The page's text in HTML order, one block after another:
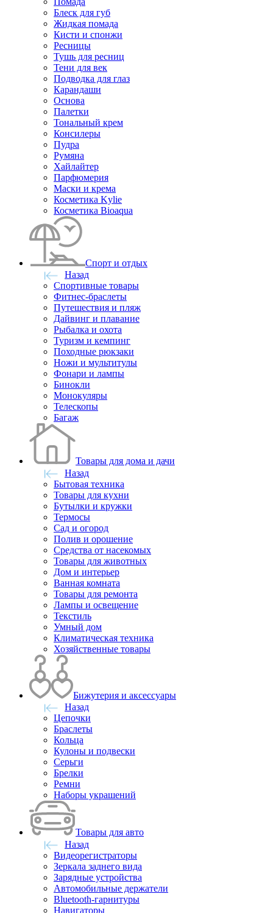
Блеск для губ
Жидкая помада
Кисти и спонжи
Ресницы
Тушь для ресниц
Тени для век
Подводка для глаз
Карандаши
Основа
Палетки
Тональный крем
Консилеры
Пудра
Румяна
Хайлайтер
Парфюмерия
Маски и крема
Косметика Kylie
Косметика Bioaqua
Спорт и отдых
Назад
Спортивные товары
Фитнес-браслеты
Путешествия и пляж
Дайвинг и плавание
Рыбалка и охота
Туризм и кемпинг
Походные рюкзаки
Ножи и мультитулы
Фонари и лампы
Бинокли
Монокуляры
Телескопы
Багаж
Товары для дома и дачи
Назад
Бытовая техника
Товары для кухни
Бутылки и кружки
Термосы
Сад и огород
Полив и орошение
Средства от насекомых
Товары для животных
Дом и интерьер
Ванная комната
Товары для ремонта
Лампы и освещение
Текстиль
Умный дом
Климатическая техника
Хозяйственные товары
Бижутерия и аксессуары
Назад
Цепочки
Браслеты
Кольца
Кулоны и подвески
Серьги
Брелки
Ремни
Наборы украшений
Товары для авто
Назад
Видеорегистраторы
Зеркала заднего вида
Зарядные устройства
Автомобильные держатели
Bluetooth-гарнитуры
Навигаторы